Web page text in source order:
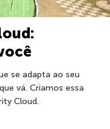
se adapta ao seu
vá. Criamos essa
Cloud.